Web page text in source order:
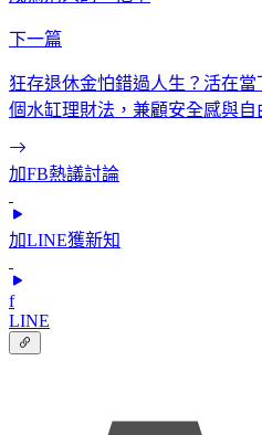
下一篇
狂存退休金怕錯過人生？活在
個水缸理財法，兼顧安全感與自
加FB熱議討論
加LINE獲新知
f
LINE